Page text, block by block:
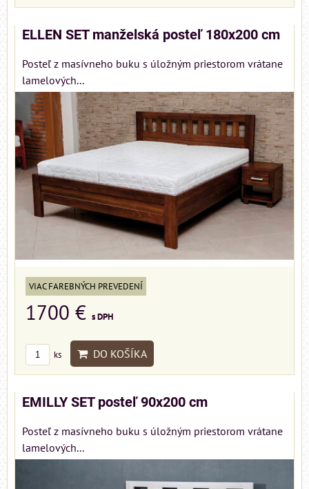
ELLEN SET manželská posteľ 180x200 cm
Posteľ z masívneho buku s úložným priestorom vrátane
lamelových...
VIAC FAREBNÝCH PREVEDENÍ
1700 € s DPH
ks DO KOŠÍKA
EMILLY SET posteľ 90x200 cm
Posteľ z masívneho buku s úložným priestorom vrátane
lamelových...